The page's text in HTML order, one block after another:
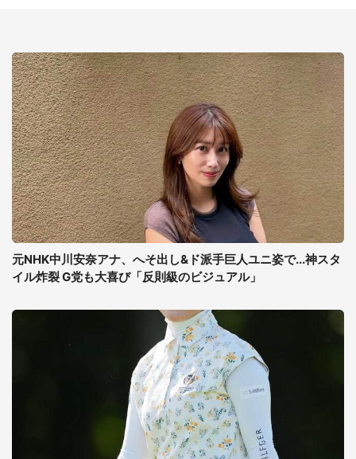
元NHK中川安奈アナ、へそ出し&ド派手巨人ユニ姿で...神スタ
イル炸裂 G党も大喜び「反則級のビジュアル」